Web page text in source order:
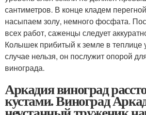
сантиметров. В конце кладем
насыпаем золу, немного фосфата.
всех работ, саженцы следует
Колышек прибитый к земле в теплице
случае нельзя, он послужит опорой
винограда.
Аркадия виноград
кустами. Виноград